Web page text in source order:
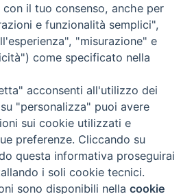
PER IL TUO AIUTO
per la Diocesi
di Vittorio Veneto-Privacy
Policy
Preferenze Cookie
il tuo consenso, anche per
e funzionalità semplici",
"misurazione" e
come specificato nella
acconsenti all'utilizzo dei
"personalizza" puoi avere
sui cookie utilizzati e
preferenze. Cliccando su
questa informativa proseguirai
i soli cookie tecnici.
sono disponibili nellacookie